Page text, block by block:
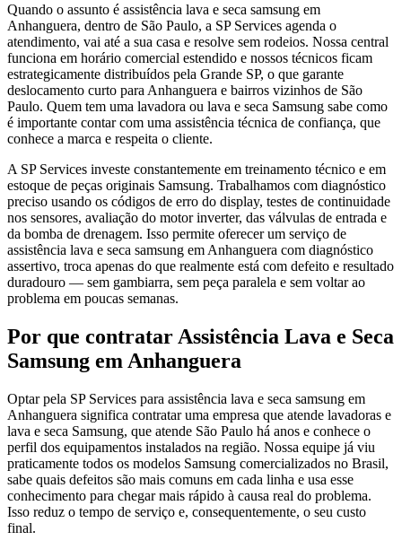
Quando o assunto é assistência lava e seca samsung em
Anhanguera, dentro de São Paulo, a SP Services agenda o
atendimento, vai até a sua casa e resolve sem rodeios. Nossa central
funciona em horário comercial estendido e nossos técnicos ficam
estrategicamente distribuídos pela Grande SP, o que garante
deslocamento curto para Anhanguera e bairros vizinhos de São
Paulo. Quem tem uma lavadora ou lava e seca Samsung sabe como
é importante contar com uma assistência técnica de confiança, que
conhece a marca e respeita o cliente.
A SP Services investe constantemente em treinamento técnico e em
estoque de peças originais Samsung. Trabalhamos com diagnóstico
preciso usando os códigos de erro do display, testes de continuidade
nos sensores, avaliação do motor inverter, das válvulas de entrada e
da bomba de drenagem. Isso permite oferecer um serviço de
assistência lava e seca samsung em Anhanguera com diagnóstico
assertivo, troca apenas do que realmente está com defeito e resultado
duradouro — sem gambiarra, sem peça paralela e sem voltar ao
problema em poucas semanas.
Por que contratar Assistência Lava e Seca
Samsung em Anhanguera
Optar pela SP Services para assistência lava e seca samsung em
Anhanguera significa contratar uma empresa que atende lavadoras e
lava e seca Samsung, que atende São Paulo há anos e conhece o
perfil dos equipamentos instalados na região. Nossa equipe já viu
praticamente todos os modelos Samsung comercializados no Brasil,
sabe quais defeitos são mais comuns em cada linha e usa esse
conhecimento para chegar mais rápido à causa real do problema.
Isso reduz o tempo de serviço e, consequentemente, o seu custo
final.